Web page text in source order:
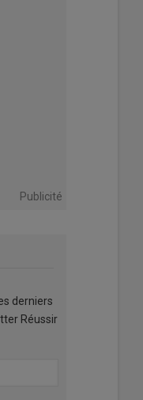
Publicité
derniers
Réussir